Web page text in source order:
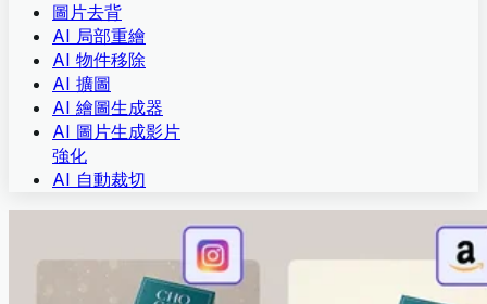
圖片去背
AI 局部重繪
AI 物件移除
AI 擴圖
AI 繪圖生成器
AI 圖片生成影片
強化
AI 自動裁切